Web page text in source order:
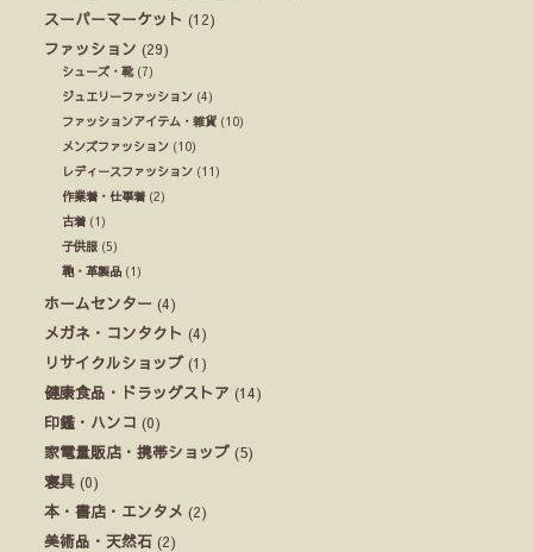
スーパーマーケット (12)
ファッション (29)
シューズ・靴(7)
ジュエリーファッション (4)
ファッションアイテム・雑貨 (10)
メンズファッション (10)
レディースファッション (11)
作業着・仕事着 (2)
古着 (1)
子供服 (5)
鞄・革製品 (1)
ホームセンター (4)
メガネ・コンタクト (4)
リサイクルショップ (1)
健康食品・ドラッグストア (14)
印鑑・ハンコ (0)
家電量販店・携帯ショップ (5)
寝具 (0)
本・書店・エンタメ (2)
美術品・天然石 (2)